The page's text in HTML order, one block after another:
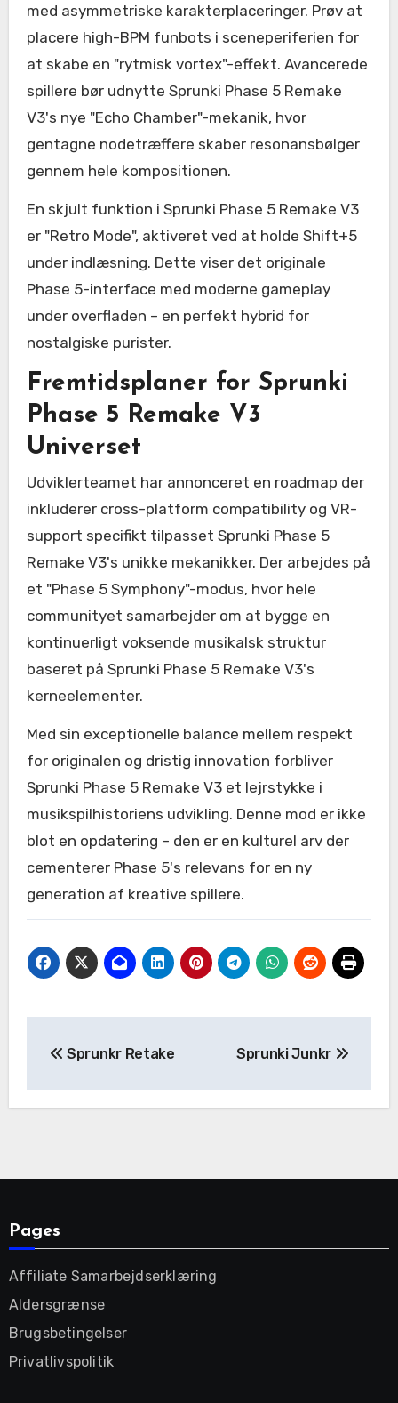
med asymmetriske karakterplaceringer. Prøv at
placere high-BPM funbots i sceneperiferien for
at skabe en "rytmisk vortex"-effekt. Avancerede
spillere bør udnytte Sprunki Phase 5 Remake
V3's nye "Echo Chamber"-mekanik, hvor
gentagne nodetræffere skaber resonansbølger
gennem hele kompositionen.
En skjult funktion i Sprunki Phase 5 Remake V3
er "Retro Mode", aktiveret ved at holde Shift+5
under indlæsning. Dette viser det originale
Phase 5-interface med moderne gameplay
under overfladen – en perfekt hybrid for
nostalgiske purister.
Fremtidsplaner for Sprunki
Phase 5 Remake V3
Universet
Udviklerteamet har annonceret en roadmap der
inkluderer cross-platform compatibility og VR-
support specifikt tilpasset Sprunki Phase 5
Remake V3's unikke mekanikker. Der arbejdes på
et "Phase 5 Symphony"-modus, hvor hele
communityet samarbejder om at bygge en
kontinuerligt voksende musikalsk struktur
baseret på Sprunki Phase 5 Remake V3's
kerneelementer.
Med sin exceptionelle balance mellem respekt
for originalen og dristig innovation forbliver
Sprunki Phase 5 Remake V3 et lejrstykke i
musikspilhistoriens udvikling. Denne mod er ikke
blot en opdatering – den er en kulturel arv der
cementerer Phase 5's relevans for en ny
generation af kreative spillere.
navigation
Sprunkr Retake Sprunki Junkr
Pages
Affiliate Samarbejdserklæring
Aldersgrænse
Brugsbetingelser
Privatlivspolitik